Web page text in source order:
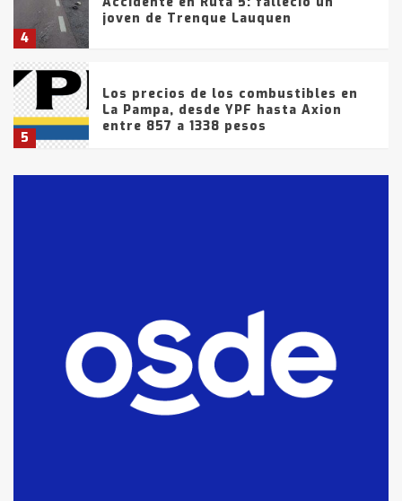
4
joven de Trenque Lauquen
5
Los precios de los combustibles en
La Pampa, desde YPF hasta Axion
entre 857 a 1338 pesos
fueron detenidos por
comercialización de drogas en la
tarde del sábado
T.Lauquen: se vendió el edificio de
lo que fue la planta Industrial del